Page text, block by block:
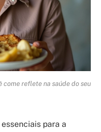
reflete na saúde do seu
para a